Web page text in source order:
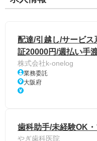
配達/引越し/サービ
証20000円/週払い手
株式会社k-onelog
業務委託
大阪府
歯科助手/未経験OK
やぎ歯科医院